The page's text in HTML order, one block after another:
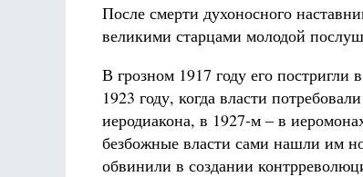
После смерти духоносного
великими старцами молодой
В грозном 1917 году его
1923 году, когда власти
иеродиакона, в 1927-м – в
безбожные власти сами нашли им
обвинили в создании